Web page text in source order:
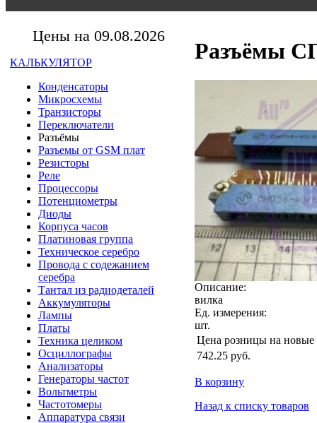
Цены на 09.08.2026
КАЛЬКУЛЯТОР
Конденсаторы
Микросхемы
Транзисторы
Переключатели
Разъёмы
Разъемы от GSM плат
Резисторы
Реле
Процессоры
Потенциометры
Диоды
Корпуса часов
Платиновая группа
Техническое серебро
Провода с содежанием
серебра
Тантал из радиодеталей
Аккумуляторы
Лампы
Платы
Техника целиком
Осциллографы
Анализаторы
Генераторы частот
Вольтметры
Частотомеры
Аппаратура связи
Разъёмы
Описание:
вилка
Ед. измерения:
шт.
Цена розницы на новые
742.25 руб.
В корзину
Назад к списку товаров